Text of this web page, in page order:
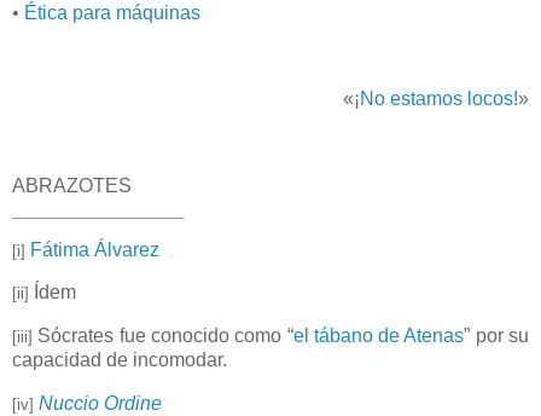
• Ética para máquinas
«¡No estamos locos!»
ABRAZOTES
[i] Fátima Álvarez
[ii] Ídem
[iii] Sócrates fue conocido como “el tábano de Atenas” por su
capacidad de incomodar.
[iv] Nuccio Ordine